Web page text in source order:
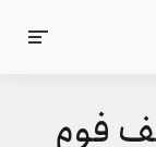
فوم